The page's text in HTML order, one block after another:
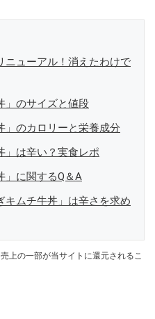
ニューアル！消えたわけで
」のサイズと値段
」のカロリーと栄養成分
」は辛い？実食レポ
」に関するQ＆A
キムチ牛丼」は辛さを求め
上の一部が当サイトに還元されるこ